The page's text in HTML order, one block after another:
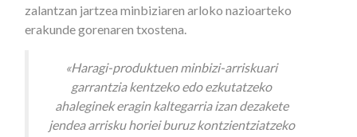
zalantzan jartzea minbiziaren arloko nazioarteko
erakunde gorenaren txostena.
«Haragi-produktuen minbizi-arriskuari
garrantzia kentzeko edo ezkutatzeko
ahaleginek eragin kaltegarria izan dezakete
jendea arrisku horiei buruz kontzientziatzeko